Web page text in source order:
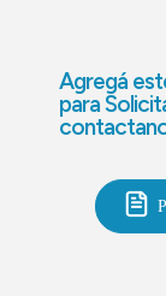
Agregá
para